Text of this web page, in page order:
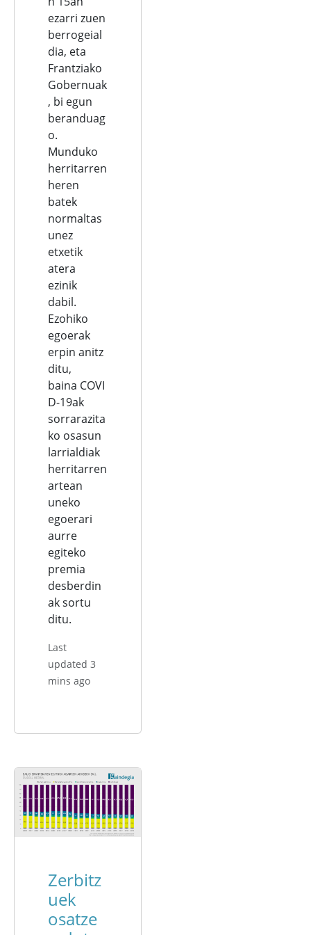
ezarri zuen
berrogeial
dia, eta
Frantziako
Gobernuak
, bi egun
beranduag
o.
Munduko
herritarren
heren
batek
normaltas
unez
etxetik
atera
ezinik
dabil.
Ezohiko
egoerak
erpin anitz
ditu,
baina COVI
D-19ak
sorrarazita
ko osasun
larrialdiak
herritarren
artean
uneko
egoerari
aurre
egiteko
premia
desberdin
ak sortu
ditu.
Last
updated 3
mins ago
Zerbitz
uek
osatze